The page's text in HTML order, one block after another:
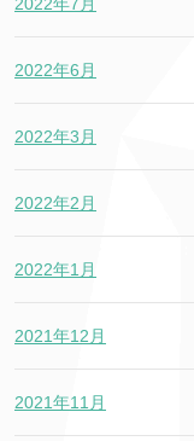
2022年7月
2022年6月
2022年3月
2022年2月
2022年1月
2021年12月
2021年11月